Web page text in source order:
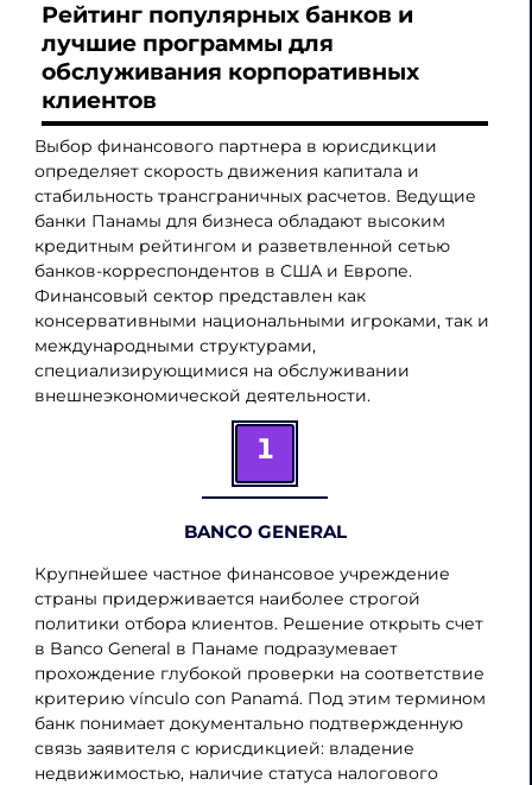
Рейтинг популярных банков и
лучшие программы для
обслуживания корпоративных
клиентов
Выбор финансового партнера в юрисдикции
определяет скорость движения капитала и
стабильность трансграничных расчетов. Ведущие
банки Панамы для бизнеса обладают высоким
кредитным рейтингом и разветвленной сетью
банков-корреспондентов в США и Европе.
Финансовый сектор представлен как
консервативными национальными игроками, так и
международными структурами,
специализирующимися на обслуживании
внешнеэкономической деятельности.
1
BANCO GENERAL
Крупнейшее частное финансовое учреждение
страны придерживается наиболее строгой
политики отбора клиентов. Решение открыть счет
в Banco General в Панаме подразумевает
прохождение глубокой проверки на соответствие
критерию vínculo con Panamá. Под этим термином
банк понимает документально подтвержденную
связь заявителя с юрисдикцией: владение
недвижимостью, наличие статуса налогового